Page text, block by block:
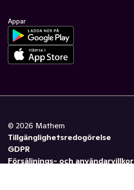
Appar
© 2026 Mathem
Tillgänglighetsredogörelse
GDPR
Försäljnings- och användarvillkor